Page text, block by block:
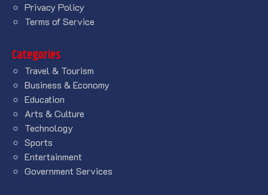
Privacy Policy
Terms of Service
Categories
Travel & Tourism
Business & Economy
Education
Arts & Culture
Technology
Sports
Entertainment
Government Services